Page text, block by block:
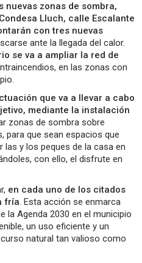
nuevas zonas de sombra,
Lluch, calle Escalante
con tres nuevas
ante la llegada del calor.
se va a ampliar la red de
en las zonas con
que va a llevar a cabo
mediante la instalación
zonas de sombra sobre
para que sean espacios que
las y los peques de la casa en
con ello, el disfrute en
en cada uno de los citados
fría. Esta acción se enmarca
la Agenda 2030 en el municipio
un uso eficiente y un
natural tan valioso como